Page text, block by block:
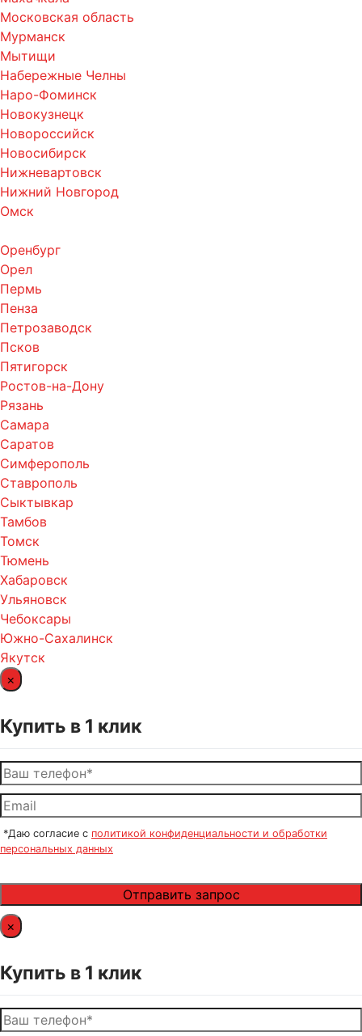
Московская область
Мурманск
Мытищи
Набережные Челны
Наро-Фоминск
Новокузнецк
Новороссийск
Новосибирск
Нижневартовск
Нижний Новгород
Омск
Оренбург
Орел
Пермь
Пенза
Петрозаводск
Псков
Пятигорск
Ростов-на-Дону
Рязань
Самара
Саратов
Симферополь
Ставрополь
Сыктывкар
Тамбов
Томск
Тюмень
Хабаровск
Ульяновск
Чебоксары
Южно-Сахалинск
Якутск
×
Купить в 1 клик
*Даю согласие с политикой конфиденциальности и обработки
персональных данных
×
Купить в 1 клик